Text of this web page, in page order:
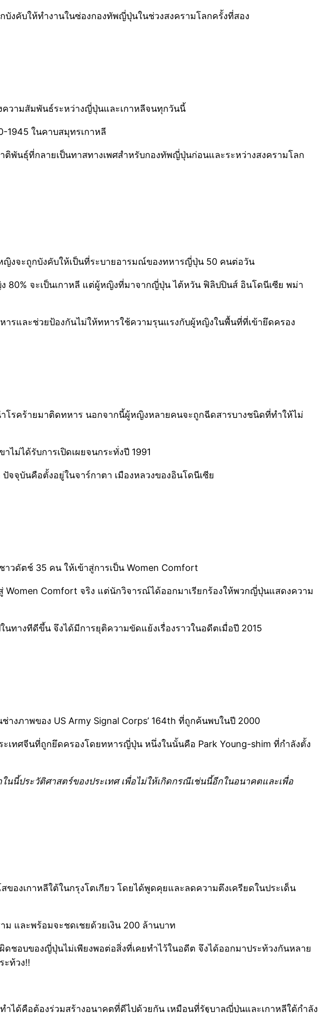
งคับให้ทำงานในซ่องกองทัพญี่ปุ่นในช่วงสงครามโลกครั้งที่สอง
วามสัมพันธ์ระหว่างญี่ปุ่นและเกาหลีจนทุกวันนี้
1945 ในคาบสมุทรเกาหลี
พันธุ์ที่กลายเป็นทาสทางเพศสำหรับกองทัพญี่ปุ่นก่อนและระหว่างสงครามโลก
งจะถูกบังคับให้เป็นที่ระบายอารมณ์ของทหารญี่ปุ่น 50 คนต่อวัน
80% จะเป็นเกาหลี แต่ผู้หญิงที่มาจากญี่ปุ่น ไต้หวัน ฟิลิปปินส์ อินโดนีเซีย พม่า
ารและช่วยป้องกันไม่ให้ทหารใช้ความรุนแรงกับผู้หญิงในพื้นที่ที่เข้ายึดครอง
โรคร้ายมาติดทหาร นอกจากนี้ผู้หญิงหลายคนจะถูกฉีดสารบางชนิดที่ทำให้ไม่
ม่ได้รับการเปิดเผยจนกระทั่งปี 1991
จจุบันคือตั้งอยู่ในจาร์กาตา เมืองหลวงของอินโดนีเซีย
ดัตช์ 35 คน ให้เข้าสู่การเป็น Women Comfort
Comfort จริง แต่นักวิจารณ์ได้ออกมาเรียกร้องให้พวกญี่ปุ่นแสดงความ
ทางทีดีขึ้น จึงได้มีการยุติความขัดแย้งเรื่องราวในอดีตเมื่อปี 2015
งภาพของ US Army Signal Corps’ 164th ที่ถูกค้นพบในปี 2000
เทศจีนที่ถูกยึดครองโดยทหารญี่ปุ่น หนึ่งในนั้นคือ Park Young-shim ที่กำลังตั้ง
ในนี้ประวัติศาสตร์ของประเทศ เพื่อไม่ให้เกิดกรณีเช่นนี้อีกในอนาคตและเพื่อ
งเกาหลีใต้ในกรุงโตเกียว โดยได้พูดคุยและลดความตึงเครียดในประเด็น
และพร้อมจะชดเชยด้วยเงิน 200 ล้านบาท
ดชอบของญี่ปุ่นไม่เพียงพอต่อสิ่งที่เคยทำไว้ในอดีต จึงได้ออกมาประท้วงกันหลาย
ะท้วง!!
ด้คือต้องร่วมสร้างอนาคตที่ดีไปด้วยกัน เหมือนที่รัฐบาลญี่ปุ่นและเกาหลีใต้กำลัง